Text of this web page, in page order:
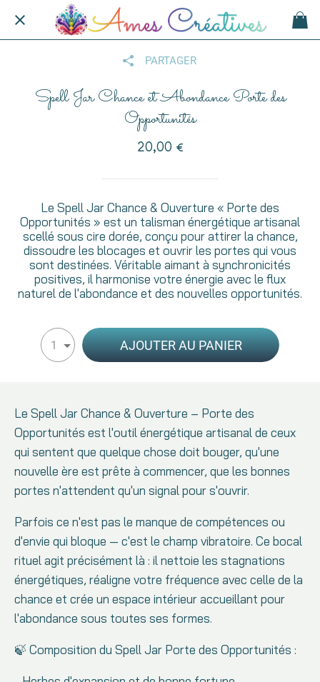
PARTAGER
Spell Jar Chance et Abondance Porte des
Opportunités
20,00 €
Le Spell Jar Chance & Ouverture « Porte des
Opportunités » est un talisman énergétique artisanal
scellé sous cire dorée, conçu pour attirer la chance,
dissoudre les blocages et ouvrir les portes qui vous
sont destinées. Véritable aimant à synchronicités
positives, il harmonise votre énergie avec le flux
naturel de l'abondance et des nouvelles opportunités.
1 AJOUTER AU PANIER
Le Spell Jar Chance & Ouverture – Porte des
Opportunités est l'outil énergétique artisanal de ceux
qui sentent que quelque chose doit bouger, qu'une
nouvelle ère est prête à commencer, que les bonnes
portes n'attendent qu'un signal pour s'ouvrir.
Parfois ce n'est pas le manque de compétences ou
d'envie qui bloque — c'est le champ vibratoire. Ce bocal
rituel agit précisément là : il nettoie les stagnations
énergétiques, réaligne votre fréquence avec celle de la
chance et crée un espace intérieur accueillant pour
l'abondance sous toutes ses formes.
🍃 Composition du Spell Jar Porte des Opportunités :